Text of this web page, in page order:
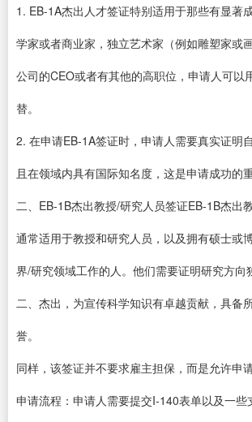
1. EB-1A杰出人才签证特别适用于那些有显著
学家或者商业家，独立艺术家（例如雕塑家或
公司的CEO或者有其他的高职位，申请人可以
替。
2. 在申请EB-1A签证时，申请人需要真实证明
且在领域内具有国际知名度，这是申请成功的
二、EB-1B杰出教授/研究人员签证EB-1B杰出
通常适用于教授和研究人员，以及拥有硕士或
界/研究领域工作的人。他们需要证明研究方向
二、杰出，为宣传科学知识有卓越贡献，具备
誉。
同样，该签证并不要求雇主担保，而是允许申
申请流程：申请人需要提交I-140表单以及一些